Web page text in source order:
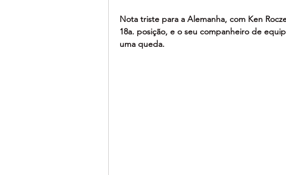
Nota triste para a Alemanha, com Ken
18a. posição, e o seu companheiro de
uma queda.